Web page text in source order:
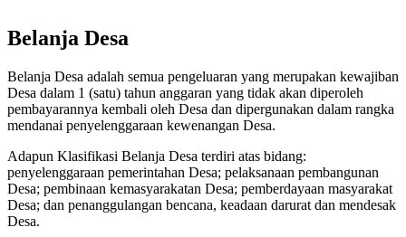
Belanja Desa
Belanja Desa adalah semua pengeluaran yang merupakan kewajiban
Desa dalam 1 (satu) tahun anggaran yang tidak akan diperoleh
pembayarannya kembali oleh Desa dan dipergunakan dalam rangka
mendanai penyelenggaraan kewenangan Desa.
Adapun Klasifikasi Belanja Desa terdiri atas bidang:
penyelenggaraan pemerintahan Desa; pelaksanaan pembangunan
Desa; pembinaan kemasyarakatan Desa; pemberdayaan masyarakat
Desa; dan penanggulangan bencana, keadaan darurat dan mendesak
Desa.